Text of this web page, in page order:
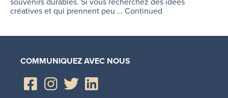
créatives et qui prennent peu … Continued
COMMUNIQUEZ AVEC NOUS